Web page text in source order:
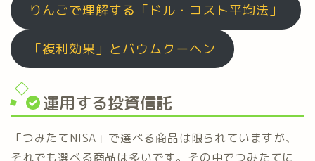
りんごで理解する「ドル・コスト平均法」
「複利効果」とバウムクーヘン
運用する投資信託
「つみたてNISA」で選べる商品は限られていますが、
それでも選べる商品は多いです。その中でつみたてに